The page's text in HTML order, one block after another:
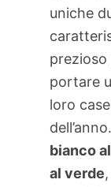
uniche
portare
loro
bianco
al verde